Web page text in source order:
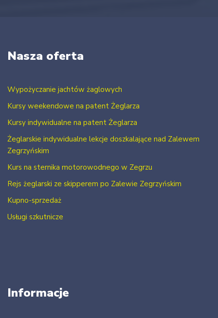
Nasza oferta
Wypożyczanie jachtów żaglowych
Kursy weekendowe na patent Żeglarza
Kursy indywidualne na patent Żeglarza
Żeglarskie indywidualne lekcje doszkalające nad Zalewem
Zegrzyńskim
Kurs na sternika motorowodnego w Zegrzu
Rejs żeglarski ze skipperem po Zalewie Zegrzyńskim
Kupno-sprzedaż
Usługi szkutnicze
Informacje